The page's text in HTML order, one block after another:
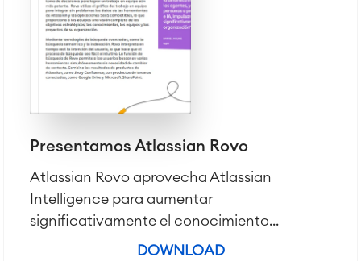
Atlassian Backup & Restore
Presentamos Atlassian Rovo
Atlassian Rovo aprovecha Atlassian
Intelligence para aumentar
significativamente el conocimiento...
DOWNLOAD